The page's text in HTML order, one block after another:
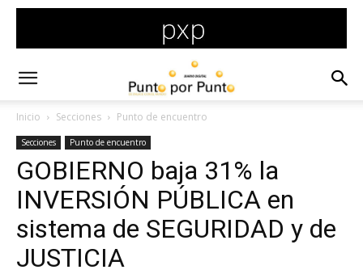
Inicio Secciones Punto de encuentro
Secciones Punto de encuentro
GOBIERNO baja 31% la
INVERSIÓN PÚBLICA en
sistema de SEGURIDAD y de
JUSTICIA